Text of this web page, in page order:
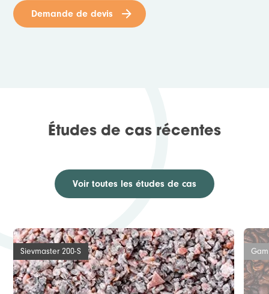
Demande de devis
Études de cas récentes
Voir toutes les études de cas
Sievmaster 200-S